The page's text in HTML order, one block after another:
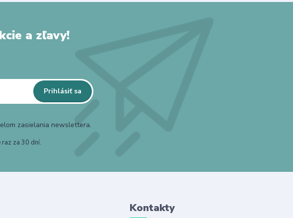
a zľavy!
Prihlásiť sa
zasielania newslettera.
za 30 dní.
Kontakty